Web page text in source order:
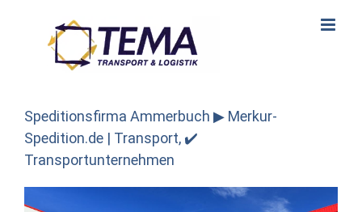
Speditionsfirma Ammerbuch ▶︎ Merkur-
Spedition.de | Transport, ✔️
Transportunternehmen